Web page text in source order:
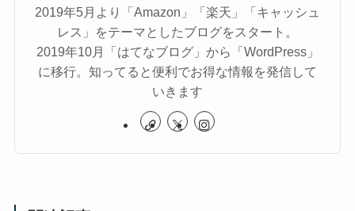
2019年5月より「Amazon」「楽天」「キャッシュ
レス」をテーマとしたブログをスタート。
2019年10月「はてなブログ」から「WordPress」
に移行。知ってると便利でお得な情報を発信して
いきます